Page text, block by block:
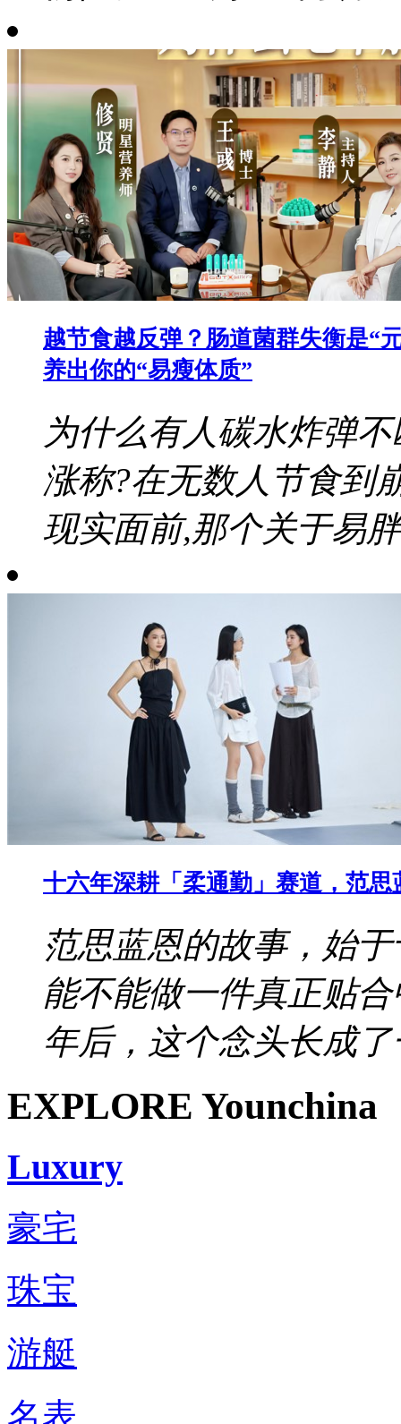
越节食越反弹？肠道菌群失衡是“
养出你的“易瘦体质”
为什么有人碳水炸弹
涨称?在无数人节食到
现实面前,那个关于易
十六年深耕「柔通勤」赛道，范
范思蓝恩的故事，始
能不能做一件真正贴
年后，这个念头长成
EXPLORE Younchina
Luxury
豪宅
珠宝
游艇
名表